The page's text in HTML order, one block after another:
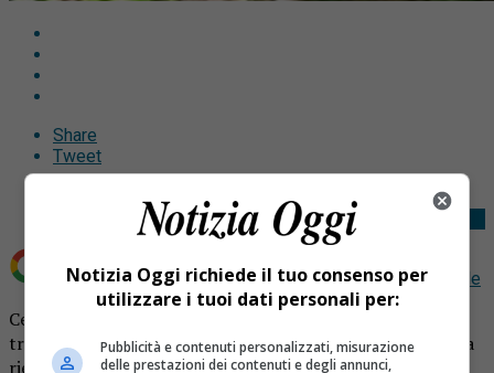
Share
Tweet
Aggiungi Notizia Oggi.it come Fonte preferita su Google
Cercatore di funghi cade e muore nei boschi. Ennesima
tragedia: l’allarme lanciato dalla moglie che non lo vedeva
rientrare.
Notizia Oggi richiede il tuo consenso per
utilizzare i tuoi dati personali per:
Pubblicità e contenuti personalizzati, misurazione
delle prestazioni dei contenuti e degli annunci,